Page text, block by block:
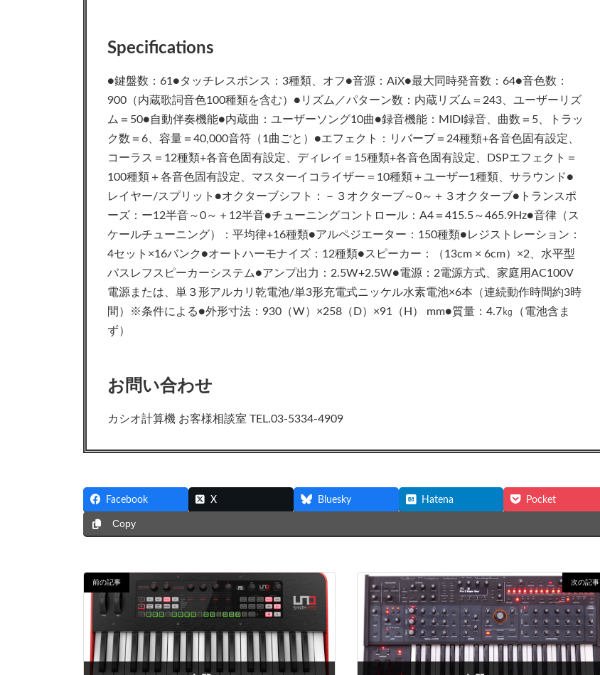
Specifications
●鍵盤数：61●タッチレスポンス：3種類、オフ●音源：AiX●最大同時発音数：64●音色数：
900（内蔵歌詞音色100種類を含む）●リズム／パターン数：内蔵リズム＝243、ユーザーリズ
ム＝50●自動伴奏機能●内蔵曲：ユーザーソング10曲●録音機能：MIDI録音、曲数＝5、トラッ
ク数＝6、容量＝40,000音符（1曲ごと）●エフェクト：リバーブ＝24種類+各音色固有設定、
コーラス＝12種類+各音色固有設定、ディレイ＝15種類+各音色固有設定、DSPエフェクト＝
100種類＋各音色固有設定、マスターイコライザー＝10種類＋ユーザー1種類、サラウンド●
レイヤー/スプリット●オクターブシフト：－３オクターブ～0～＋３オクターブ●トランスポ
ーズ：ー12半音～0～＋12半音●チューニングコントロール：A4＝415.5～465.9Hz●音律（ス
ケールチューニング）：平均律+16種類●アルペジエーター：150種類●レジストレーション：
4セット×16バンク●オートハーモナイズ：12種類●スピーカー：（13cm × 6cm）×2、水平型
バスレフスピーカーシステム●アンプ出力：2.5W+2.5W●電源：2電源方式、家庭用AC100V
電源または、単３形アルカリ乾電池/単3形充電式ニッケル水素電池×6本（連続動作時間約3時
間）※条件による●外形寸法：930（W）×258（D）×91（H） mm●質量：4.7㎏（電池含ま
ず）
お問い合わせ
カシオ計算機 お客様相談室 TEL.03-5334-4909
Facebook X Bluesky Hatena Pocket
Copy
前の記事 次の記事